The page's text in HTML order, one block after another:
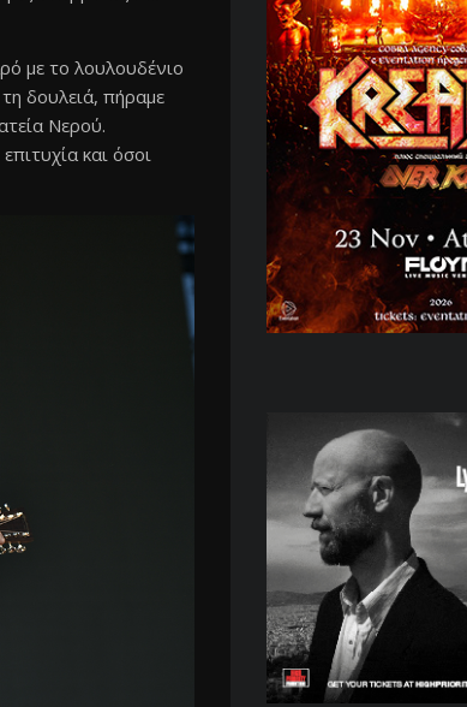
με το λουλουδένιο
δουλειά, πήραμε
Νερού.
και όσοι